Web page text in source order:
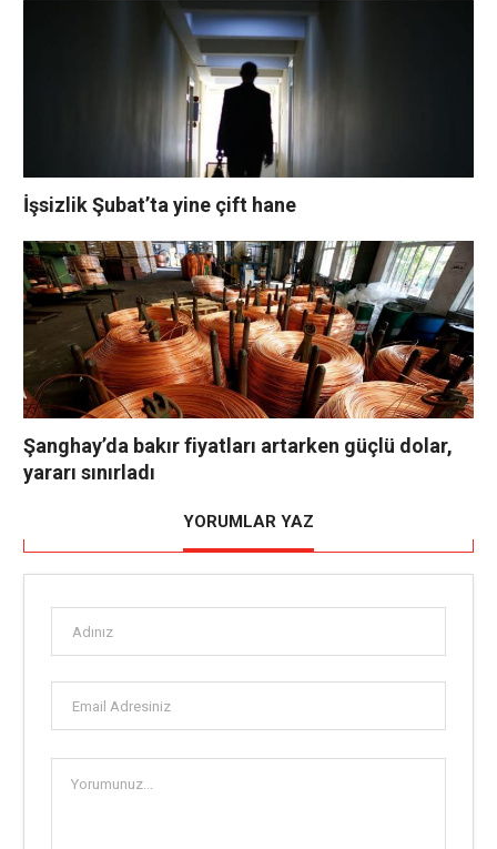
İşsizlik Şubat’ta yine çift hane
Şanghay’da bakır fiyatları artarken güçlü dolar,
yararı sınırladı
YORUMLAR YAZ